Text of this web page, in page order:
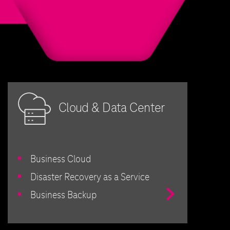
Cloud & Data Center
Business Cloud
Disaster Recovery as a Service
Business Backup
Przejdź
do